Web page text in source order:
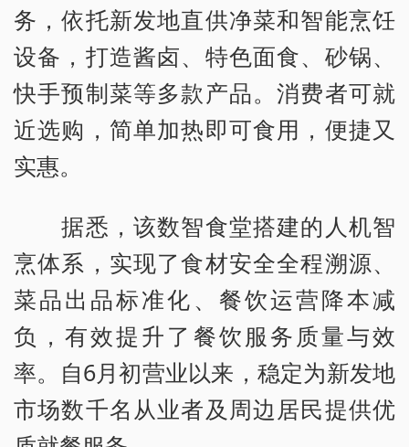
务，依托新发地直供净菜和智能烹饪
设备，打造酱卤、特色面食、砂锅、
快手预制菜等多款产品。消费者可就
近选购，简单加热即可食用，便捷又
实惠。
据悉，该数智食堂搭建的人机智
烹体系，实现了食材安全全程溯源、
菜品出品标准化、餐饮运营降本减
负，有效提升了餐饮服务质量与效
率。自6月初营业以来，稳定为新发地
市场数千名从业者及周边居民提供优